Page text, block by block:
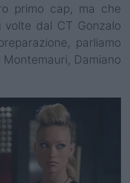
primo cap, ma che
dal CT Gonzalo
parliamo
Damiano